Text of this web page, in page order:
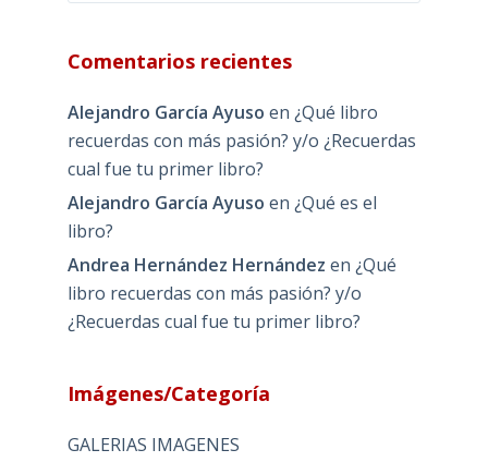
Comentarios recientes
Alejandro García Ayuso en ¿Qué libro
recuerdas con más pasión? y/o ¿Recuerdas
cual fue tu primer libro?
Alejandro García Ayuso en ¿Qué es el
libro?
Andrea Hernández Hernández en ¿Qué
libro recuerdas con más pasión? y/o
¿Recuerdas cual fue tu primer libro?
Imágenes/Categoría
GALERIAS IMAGENES